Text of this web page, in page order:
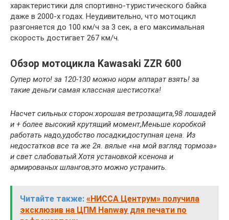
характеристики для спортивно-туристического байка
даже в 2000-х годах. Неудивительно, что мотоцикл
разгоняется до 100 км/ч за 3 сек, а его максимальная
скорость достигает 267 км/ч.
Обзор мотоцикла Kawasaki ZZR 600
Супер мото! за 120-130 можно норм аппарат взять! за
такие деньги самая классная шестисотка!
Насчет сильных сторон:хорошая ветрозащита,98 лошадей
и + более высокий крутящий момент,Меньше коробкой
работать надо,удобство посадки,доступная цена. Из
недостатков все та же 2я. вялые «на мой взгляд тормоза»
и свет слабоватый.Хотя установкой ксенона и
армированых шлангов,это можно устранить.
Читайте также: «НИССА Центрум» получила
эксклюзив на ЦПМ Hanway для печати по